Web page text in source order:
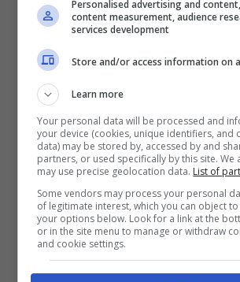
Parlando di percentuali: la
si è ridotta dal
fino al 39% del 2021. Al
naturalmente, è aumentata la
film cinesi. L’obiettivo
trasformare la Cina in una
cinematografica entro il 2035
due anni (2020 e 2021)
superato gli Stati Uniti per
biglietti venduti. I film cinesi,
Personalised advertising and
content measurement, audience
services development
Store and/or access information on
Learn more
Your personal data will be processed and
your device (cookies, unique identifiers, and
data) may be stored by, accessed by and
partners, or used specifically by this site.
may use precise geolocation data. List of
Some vendors may process your personal
of legitimate interest, which you can object
your options below. Look for a link at the
or in the site menu to manage or withdraw
and cookie settings.